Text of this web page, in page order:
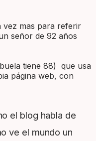
vez mas para referir
señor de 92 años
tiene 88) que usa
página web, con
el blog habla de
ve el mundo un